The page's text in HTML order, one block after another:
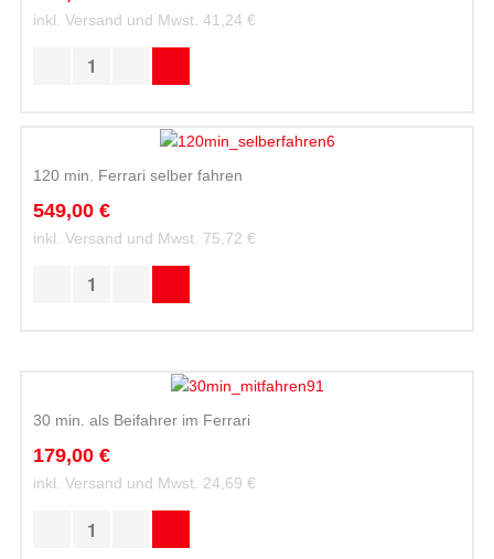
inkl. Versand und Mwst. 41,24 €
120 min. Ferrari selber fahren
549,00 €
inkl. Versand und Mwst. 75,72 €
30 min. als Beifahrer im Ferrari
179,00 €
inkl. Versand und Mwst. 24,69 €